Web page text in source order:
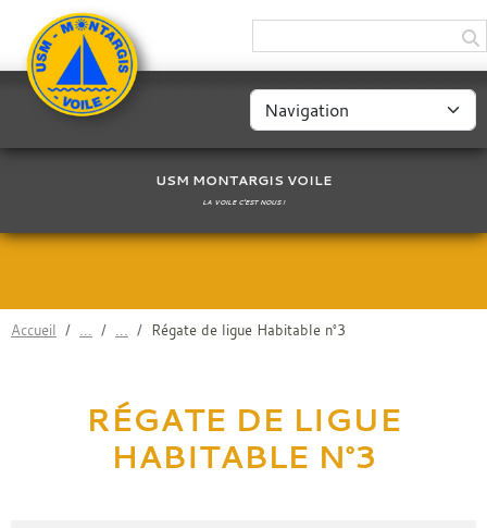
USM MONTARGIS VOILE
LA VOILE C'EST NOUS !
Accueil Régate de ligue Habitable n°3
RÉGATE DE LIGUE
HABITABLE N°3
Panneau de gestion des cookies